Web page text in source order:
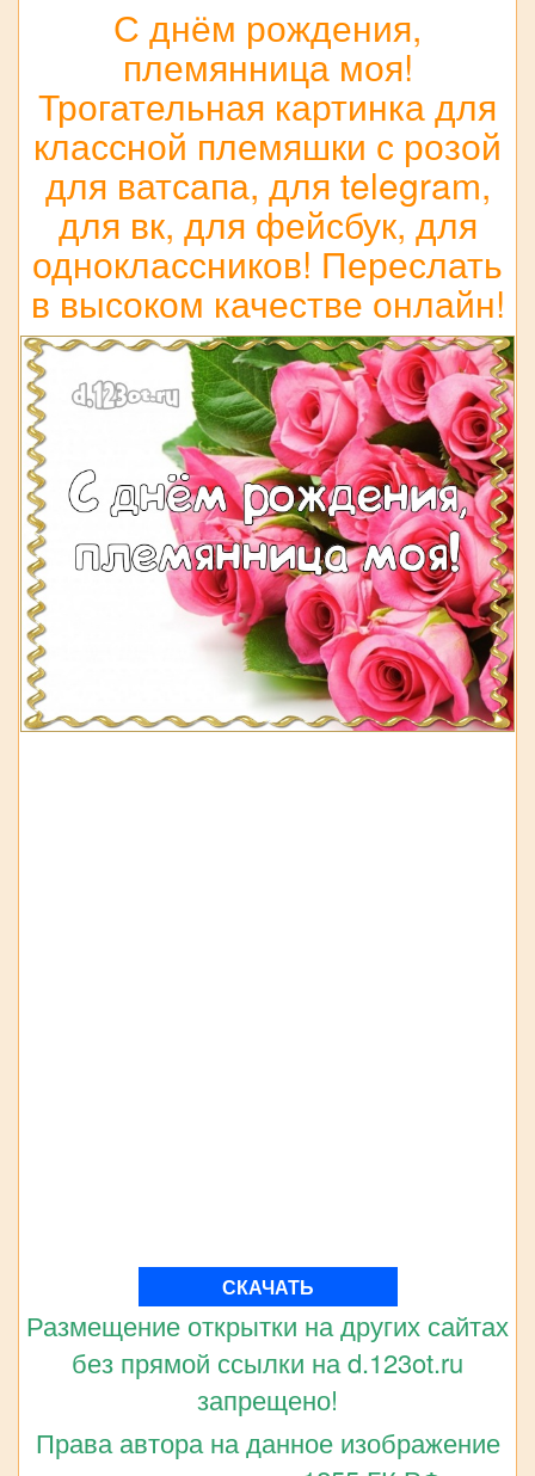
С днём рождения,
племянница моя!
Трогательная картинка для
классной племяшки с розой
для ватсапа, для telegram,
для вк, для фейсбук, для
одноклассников! Переслать
в высоком качестве онлайн!
СКАЧАТЬ
Размещение открытки на других сайтах
без прямой ссылки на d.123ot.ru
запрещено!
Права автора на данное изображение